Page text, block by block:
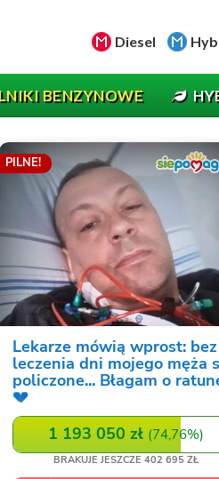
Diesel
BENZYNOWE